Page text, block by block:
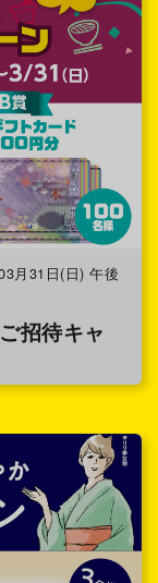
月31日(日) 午後
招待キャ